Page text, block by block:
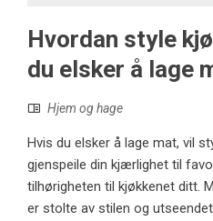
Hvordan style
du elsker å lage
Hjem og hage
Hvis du elsker å lage mat, vil
gjenspeile din kjærlighet til
tilhørigheten til kjøkkenet ditt.
er stolte av stilen og